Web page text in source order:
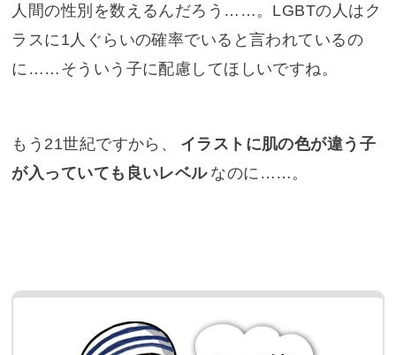
人間の性別を数えるんだろう……。LGBTの人はク
ラスに1人ぐらいの確率でいると言われているの
に……そういう子に配慮してほしいですね。
もう21世紀ですから、
イラストに肌の色が違う子
が入っていても良いレベル なのに……。